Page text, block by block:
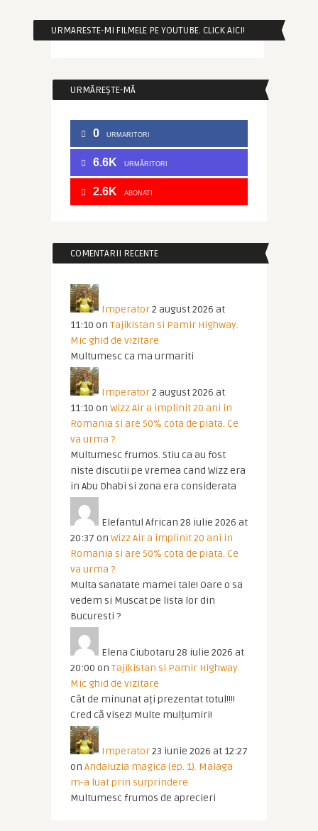
URMARESTE-MI FILMELE PE YOUTUBE. CLICK AICI!
URMĂREȘTE-MĂ
0 URMARITORI
6.6K URMĂRITORI
2.6K ABONATI
COMENTARII RECENTE
Imperator2 august 2026 at
11:10 on Tajikistan si Pamir Highway.
Mic ghid de vizitare
Multumesc ca ma urmariti
Imperator2 august 2026 at
11:10 on Wizz Air a implinit 20 ani in
Romania si are 50% cota de piata. Ce
va urma ?
Multumesc frumos. Stiu ca au fost
niste discutii pe vremea cand Wizz era
in Abu Dhabi si zona era considerata
Elefantul African 28 iulie 2026 at
20:37 on Wizz Air a implinit 20 ani in
Romania si are 50% cota de piata. Ce
va urma ?
Multa sanatate mamei tale! Oare o sa
vedem si Muscat pe lista lor din
Bucuresti ?
Elena Ciubotaru 28 iulie 2026 at
20:00 on Tajikistan si Pamir Highway.
Mic ghid de vizitare
Cât de minunat ați prezentat totul!!!!
Cred că visez! Multe mulțumiri!
Imperator23 iunie 2026 at 12:27
on Andaluzia magica (ep. 1). Malaga
m-a luat prin surprindere
Multumesc frumos de aprecieri